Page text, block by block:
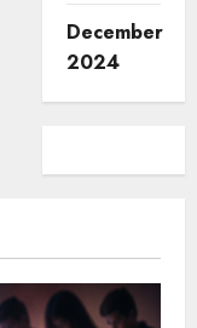
December
2024